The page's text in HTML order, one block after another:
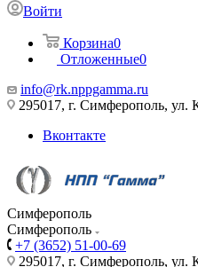
Войти
Корзина0
Отложенные0
info@rk.nppgamma.ru
295017, г. Симферополь, ул.
Вконтакте
Симферополь
Симферополь
+7 (3652) 51-00-69
295017, г. Симферополь, ул.